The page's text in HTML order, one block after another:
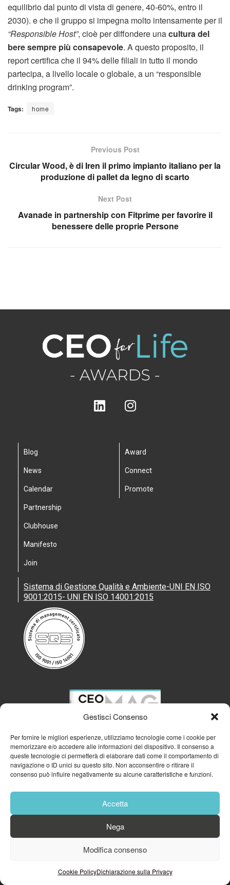
Gestisci Consenso
Per fornire le migliori esperienze, utilizziamo tecnologie come i cookie per
memorizzare e/o accedere alle informazioni del dispositivo. Il consenso a
queste tecnologie ci permetterà di elaborare dati come il comportamento di
navigazione o ID unici su questo sito. Non acconsentire o ritirare il
consenso può influire negativamente su alcune caratteristiche e funzioni.
Accetta
Nega
Modifica consenso
Cookie PolicyDichiarazione sulla Privacy
equilibrio dal punto di vista di genere, 40-60%, entro il
2030). e che il gruppo si impegna molto intensamente per il
“Responsible Host”, cioè per diffondere unacultura del
bere sempre più consapevole. A questo proposito, il
report certifica che il 94% delle filiali in tutto il mondo
partecipa, a livello locale o globale, a un “responsible
drinking program”.
Tags: home
Previous Post
Circular Wood, è di Iren il primo impianto italiano per la
produzione di pallet da legno di scarto
Next Post
Avanade in partnership con Fitprime per favorire il
benessere delle proprie Persone
Blog
News
Calendar
Partnership
Clubhouse
Manifesto
Join
Award
Connect
Promote
Sistema di Gestione Qualità e Ambiente-UNI EN ISO
9001:2015- UNI EN ISO 14001:2015
GFA GENERAL MANAGEMENT S.R.L.
Cookie Policy Privacy Policy